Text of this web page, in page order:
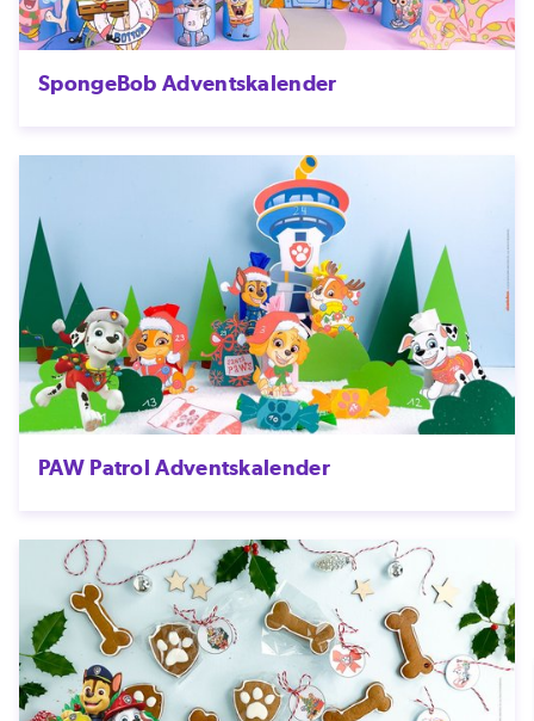
SpongeBob Adventskalender
PAW Patrol Adventskalender